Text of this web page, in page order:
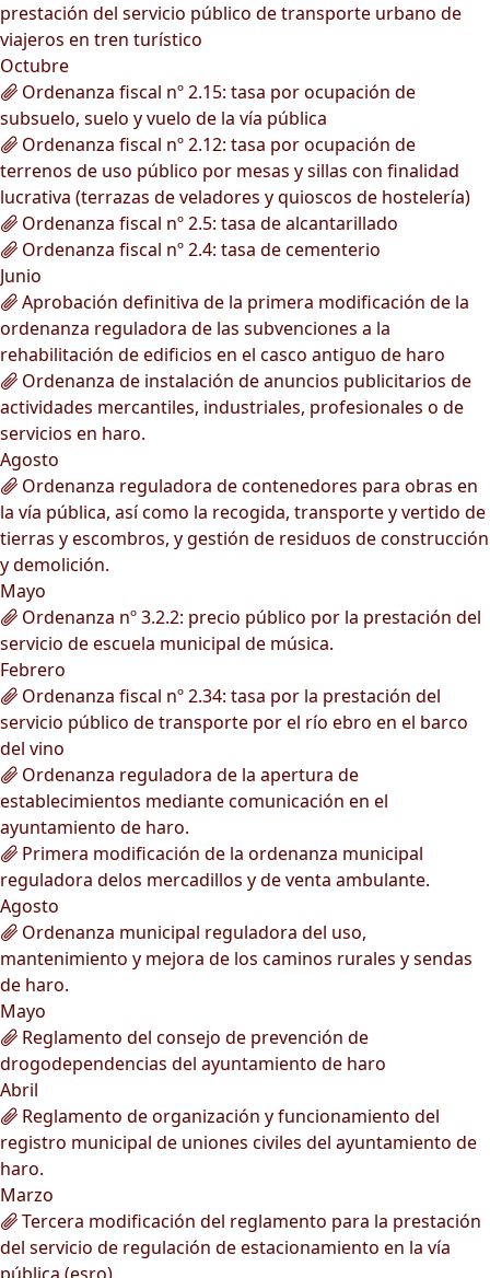
prestación del servicio público de transporte urbano de
viajeros en tren turístico
Octubre
Ordenanza fiscal nº 2.15: tasa por ocupación de
subsuelo, suelo y vuelo de la vía pública
Ordenanza fiscal nº 2.12: tasa por ocupación de
terrenos de uso público por mesas y sillas con finalidad
lucrativa (terrazas de veladores y quioscos de hostelería)
Ordenanza fiscal nº 2.5: tasa de alcantarillado
Ordenanza fiscal nº 2.4: tasa de cementerio
Junio
Aprobación definitiva de la primera modificación de la
ordenanza reguladora de las subvenciones a la
rehabilitación de edificios en el casco antiguo de haro
Ordenanza de instalación de anuncios publicitarios de
actividades mercantiles, industriales, profesionales o de
servicios en haro.
Agosto
Ordenanza reguladora de contenedores para obras en
la vía pública, así como la recogida, transporte y vertido de
tierras y escombros, y gestión de residuos de construcción
y demolición.
Mayo
Ordenanza nº 3.2.2: precio público por la prestación del
servicio de escuela municipal de música.
Febrero
Ordenanza fiscal nº 2.34: tasa por la prestación del
servicio público de transporte por el río ebro en el barco
del vino
Ordenanza reguladora de la apertura de
establecimientos mediante comunicación en el
ayuntamiento de haro.
Primera modificación de la ordenanza municipal
reguladora delos mercadillos y de venta ambulante.
Agosto
Ordenanza municipal reguladora del uso,
mantenimiento y mejora de los caminos rurales y sendas
de haro.
Mayo
Reglamento del consejo de prevención de
drogodependencias del ayuntamiento de haro
Abril
Reglamento de organización y funcionamiento del
registro municipal de uniones civiles del ayuntamiento de
haro.
Marzo
Tercera modificación del reglamento para la prestación
del servicio de regulación de estacionamiento en la vía